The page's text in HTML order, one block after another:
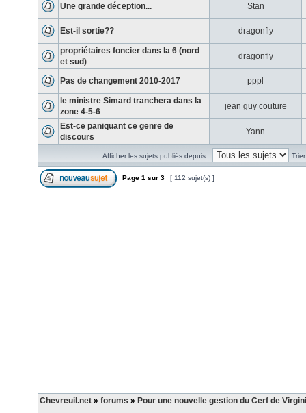
Une grande déception... Stan
Est-il sortie?? dragonfly
propriétaires foncier dans la 6 (nord
et sud)
dragonfly
Pas de changement 2010-2017 pppl
le ministre Simard tranchera dans la
zone 4-5-6
jean guy couture
Est-ce paniquant ce genre de
discours
Yann
Afficher les sujets publiés depuis :
Page 1 sur 3 [ 112 sujet(s) ]
Chevreuil.net » forums » Pour une nouvelle gestion du Cerf de